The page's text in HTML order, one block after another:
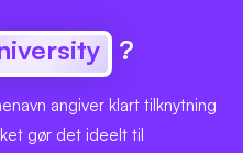
?
angiver klart tilknytning
gør det ideelt til